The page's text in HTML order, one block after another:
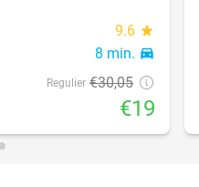
9.6 star
8 min. directions_car
Regulier €30,05
€19